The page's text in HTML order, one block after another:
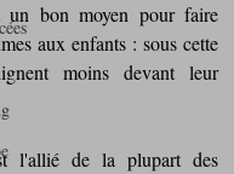
un bon moyen pour faire
aux enfants : sous cette
moins devant leur
l'allié de la plupart des